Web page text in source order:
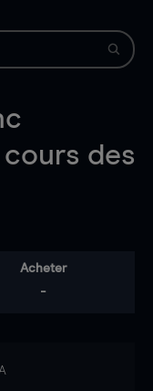
cours des
Acheter
-